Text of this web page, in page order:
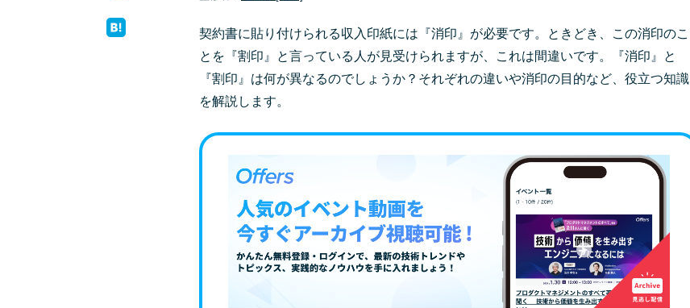
契約書に貼り付けられる収入印紙には『消印』が必要です。ときどき、この消印のこ
とを『割印』と言っている人が見受けられますが、これは間違いです。『消印』と
『割印』は何が異なるのでしょうか？それぞれの違いや消印の目的など、役立つ知識
を解説します。